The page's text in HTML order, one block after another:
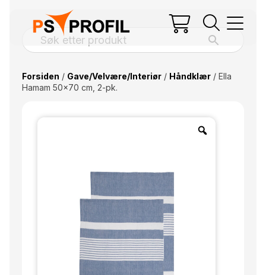
Forsiden / Gave/Velvære/Interiør/ Håndklær/ Ella
Hamam 50×70 cm, 2-pk.